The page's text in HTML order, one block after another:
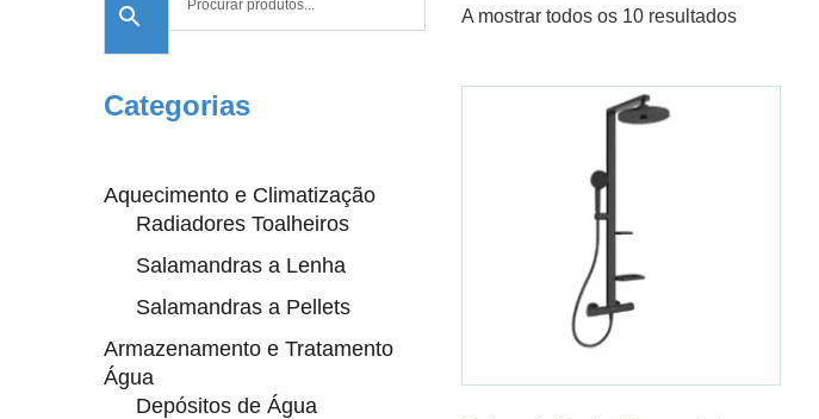
A mostrar todos os 10 resultados
Categorias
Aquecimento e Climatização
Radiadores Toalheiros
Salamandras a Lenha
Salamandras a Pellets
Armazenamento e Tratamento
Água
Depósitos de Água